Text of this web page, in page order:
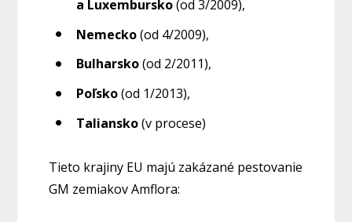
a Luxembursko(od 3/2009),
Nemecko(od 4/2009),
Bulharsko(od 2/2011),
Poľsko(od 1/2013),
Taliansko(v procese)
Tieto krajiny EU majú zakázané pestovanie
GM zemiakov Amflora: